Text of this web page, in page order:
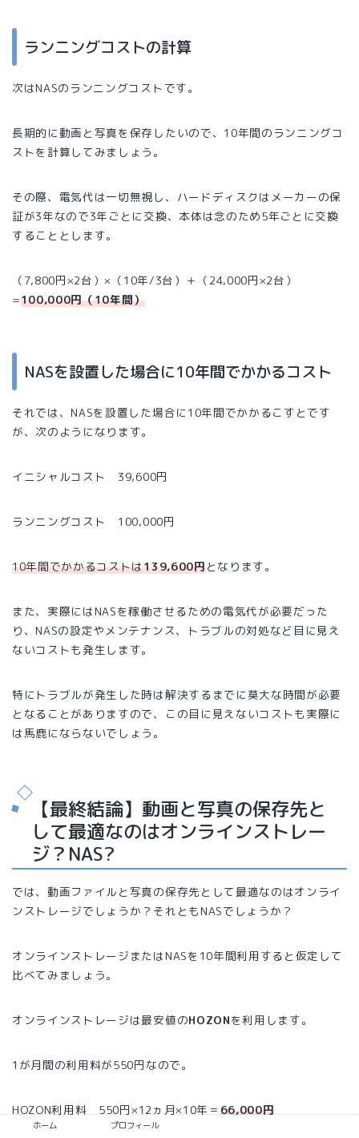
ランニングコストの計算
次はNASのランニングコストです。
長期的に動画と写真を保存したいので、10年間のランニングコ
ストを計算してみましょう。
その際、電気代は一切無視し、ハードディスクはメーカーの保
証が3年なので3年ごとに交換、本体は念のため5年ごとに交換
することとします。
（7,800円×2台）×（10年/3台）＋（24,000円×2台）
=100,000円（10年間）
NASを設置した場合に10年間でかかるコスト
それでは、NASを設置した場合に10年間でかかるこすとです
が、次のようになります。
イニシャルコスト 39,600円
ランニングコスト 100,000円
10年間でかかるコストは139,600円となります。
また、実際にはNASを稼働させるための電気代が必要だった
り、NASの設定やメンテナンス、トラブルの対処など目に見え
ないコストも発生します。
特にトラブルが発生した時は解決するまでに莫大な時間が必要
となることがありますので、この目に見えないコストも実際に
は馬鹿にならないでしょう。
【最終結論】動画と写真の保存先と
して最適なのはオンラインストレー
ジ？NAS?
では、動画ファイルと写真の保存先として最適なのはオンライ
ンストレージでしょうか？それともNASでしょうか？
オンラインストレージまたはNASを10年間利用すると仮定して
比べてみましょう。
オンラインストレージは最安値のHOZONを利用します。
1が月間の利用料が550円なので。
HOZON利用料 550円×12ヵ月×10年＝ 66,000円
ホーム プロフィール